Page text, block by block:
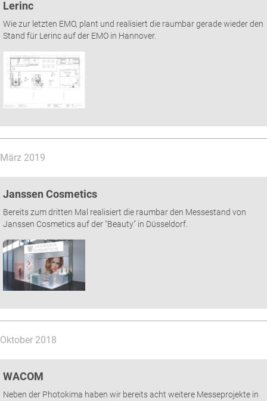
Lerinc
Wie zur letzten EMO, plant und realisiert die raumbar gerade wieder den
Stand für Lerinc auf der EMO in Hannover.
März 2019
Janssen Cosmetics
Bereits zum dritten Mal realisiert die raumbar den Messestand von
Janssen Cosmetics auf der "Beauty" in Düsseldorf.
Oktober 2018
WACOM
Neben der Photokima haben wir bereits acht weitere Messeprojekte in